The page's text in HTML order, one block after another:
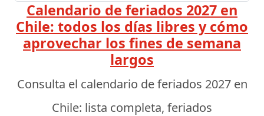
Calendario de feriados 2027 en
Chile: todos los días libres y cómo
aprovechar los fines de semana
largos
Consulta el calendario de feriados 2027 en
Chile: lista completa, feriados